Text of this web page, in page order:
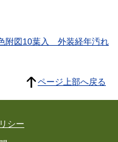
附図10葉入 外装経年汚れ
ページ上部へ戻る
シー